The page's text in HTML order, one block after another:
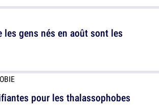
les gens nés en août sont les
pour les thalassophobes